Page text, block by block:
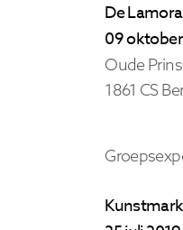
De
09
Oude
1861 CS